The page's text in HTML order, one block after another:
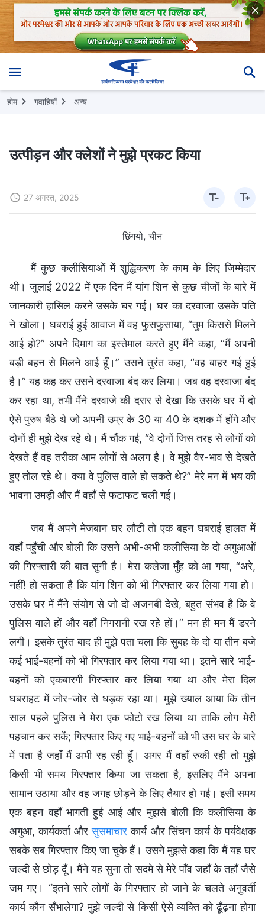
होम गवाहियाँ अन्य
उत्पीड़न और क्लेशों ने मुझे प्रकट किया
27 अगस्त, 2025
छिंगयो, चीन
मैं कुछ कलीसियाओं में शुद्धिकरण के काम के लिए जिम्मेदार
थी। जुलाई 2022 में एक दिन मैं यांग शिन से कुछ चीजों के बारे में
जानकारी हासिल करने उसके घर गई। घर का दरवाजा उसके पति
ने खोला। घबराई हुई आवाज में वह फुसफुसाया, “तुम किससे मिलने
आई हो?” अपने दिमाग का इस्तेमाल करते हुए मैंने कहा, “मैं अपनी
बड़ी बहन से मिलने आई हूँ।” उसने तुरंत कहा, “वह बाहर गई हुई
है।” यह कह कर उसने दरवाजा बंद कर लिया। जब वह दरवाजा बंद
कर रहा था, तभी मैंने दरवाजे की दरार से देखा कि उसके घर में दो
ऐसे पुरुष बैठे थे जो अपनी उम्र के 30 या 40 के दशक में होंगे और
दोनों ही मुझे देख रहे थे। मैं चौंक गई, “वे दोनों जिस तरह से लोगों को
देखते हैं वह तरीका आम लोगों से अलग है। वे मुझे वैर-भाव से देखते
हुए तोल रहे थे। क्या वे पुलिस वाले हो सकते थे?” मेरे मन में भय की
भावना उमड़ी और मैं वहाँ से फटाफट चली गई।
जब मैं अपने मेजबान घर लौटी तो एक बहन घबराई हालत में
वहाँ पहुँची और बोली कि उसने अभी-अभी कलीसिया के दो अगुआओं
की गिरफ्तारी की बात सुनी है। मेरा कलेजा मुँह को आ गया, “अरे,
नहीं! हो सकता है कि यांग शिन को भी गिरफ्तार कर लिया गया हो।
उसके घर में मैंने संयोग से जो दो अजनबी देखे, बहुत संभव है कि वे
पुलिस वाले हों और वहाँ निगरानी रख रहे हों।” मन ही मन मैं डरने
लगी। इसके तुरंत बाद ही मुझे पता चला कि सुबह के दो या तीन बजे
कई भाई-बहनों को भी गिरफ्तार कर लिया गया था। इतने सारे भाई-
बहनों को एकबारगी गिरफ्तार कर लिया गया था और मेरा दिल
घबराहट में जोर-जोर से धड़क रहा था। मुझे ख्याल आया कि तीन
साल पहले पुलिस ने मेरा एक फोटो रख लिया था ताकि लोग मेरी
पहचान कर सकें; गिरफ्तार किए गए भाई-बहनों को भी उस घर के बारे
में पता है जहाँ मैं अभी रह रही हूँ। अगर मैं वहाँ रुकी रही तो मुझे
किसी भी समय गिरफ्तार किया जा सकता है, इसलिए मैंने अपना
सामान उठाया और वह जगह छोड़ने के लिए तैयार हो गई। इसी समय
एक बहन वहाँ भागती हुई आई और मुझसे बोली कि कलीसिया के
अगुआ, कार्यकर्ता औरसुसमाचार कार्य और सिंचन कार्य के पर्यवेक्षक
सबके सब गिरफ्तार किए जा चुके हैं। उसने मुझसे कहा कि मैं यह घर
जल्दी से छोड़ दूँ। मैंने यह सुना तो सदमे से मेरे पाँव जहाँ के तहाँ जैसे
जम गए। “इतने सारे लोगों के गिरफ्तार हो जाने के चलते अनुवर्ती
कार्य कौन सँभालेगा? मुझे जल्दी से किसी ऐसे व्यक्ति को ढूँढ़ना होगा